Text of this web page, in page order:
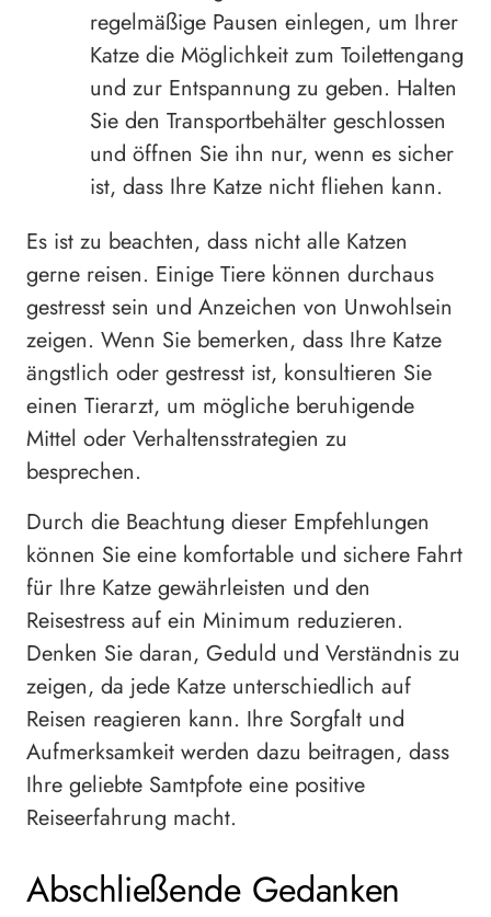
regelmäßige Pausen einlegen, um Ihrer
Katze die Möglichkeit zum Toilettengang
und zur Entspannung zu geben. Halten
Sie den Transportbehälter geschlossen
und öffnen Sie ihn nur, wenn es sicher
ist, dass Ihre Katze nicht fliehen kann.
Es ist zu beachten, dass nicht alle Katzen
gerne reisen. Einige Tiere können durchaus
gestresst sein und Anzeichen von Unwohlsein
zeigen. Wenn Sie bemerken, dass Ihre Katze
ängstlich oder gestresst ist, konsultieren Sie
einen Tierarzt, um mögliche beruhigende
Mittel oder Verhaltensstrategien zu
besprechen.
Durch die Beachtung dieser Empfehlungen
können Sie eine komfortable und sichere Fahrt
für Ihre Katze gewährleisten und den
Reisestress auf ein Minimum reduzieren.
Denken Sie daran, Geduld und Verständnis zu
zeigen, da jede Katze unterschiedlich auf
Reisen reagieren kann. Ihre Sorgfalt und
Aufmerksamkeit werden dazu beitragen, dass
Ihre geliebte Samtpfote eine positive
Reiseerfahrung macht.
Abschließende Gedanken